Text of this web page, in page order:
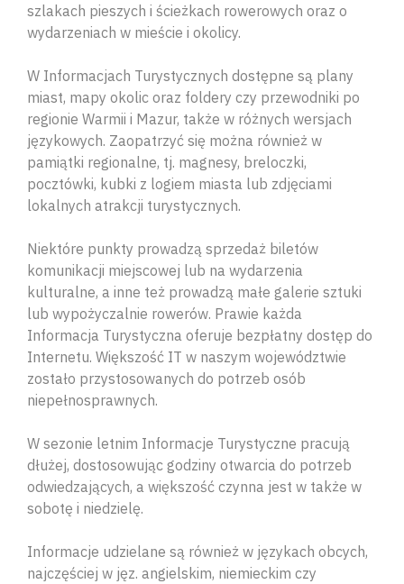
szlakach pieszych i ścieżkach rowerowych oraz o
wydarzeniach w mieście i okolicy.
W Informacjach Turystycznych dostępne są plany
miast, mapy okolic oraz foldery czy przewodniki po
regionie Warmii i Mazur, także w różnych wersjach
językowych. Zaopatrzyć się można również w
pamiątki regionalne, tj. magnesy, breloczki,
pocztówki, kubki z logiem miasta lub zdjęciami
lokalnych atrakcji turystycznych.
Niektóre punkty prowadzą sprzedaż biletów
komunikacji miejscowej lub na wydarzenia
kulturalne, a inne też prowadzą małe galerie sztuki
lub wypożyczalnie rowerów. Prawie każda
Informacja Turystyczna oferuje bezpłatny dostęp do
Internetu. Większość IT w naszym województwie
zostało przystosowanych do potrzeb osób
niepełnosprawnych.
W sezonie letnim Informacje Turystyczne pracują
dłużej, dostosowując godziny otwarcia do potrzeb
odwiedzających, a większość czynna jest w także w
sobotę i niedzielę.
Informacje udzielane są również w językach obcych,
najczęściej w jęz. angielskim, niemieckim czy